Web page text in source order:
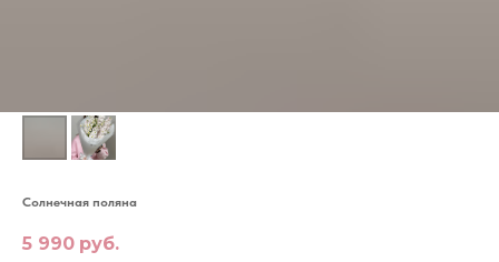
Солнечная поляна
5 990 руб.